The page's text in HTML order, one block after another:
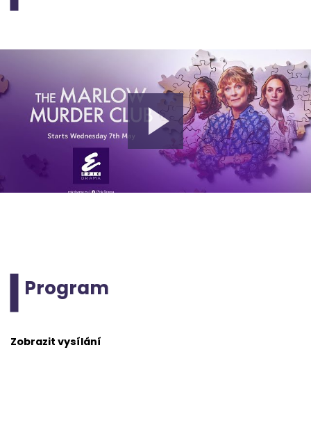
Program
Zobrazit vysílání